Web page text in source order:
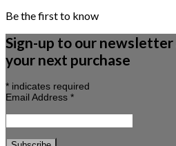
Be the first to know
Sign-up to our
your next purchase
* indicates required
Email Address *